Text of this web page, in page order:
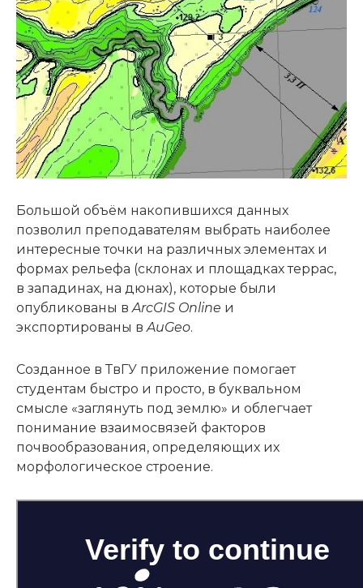
Большой объём накопившихся данных
позволил преподавателям выбрать наиболее
интересные точки на различных элементах и
формах рельефа (склонах и площадках террас,
в западинах, на дюнах), которые были
опубликованы в ArcGIS Online и
экспортированы в AuGeo.
Созданное в ТвГУ приложение помогает
студентам быстро и просто, в буквальном
смысле «заглянуть под землю» и облегчает
понимание взаимосвязей факторов
почвообразования, определяющих их
морфологическое строение.